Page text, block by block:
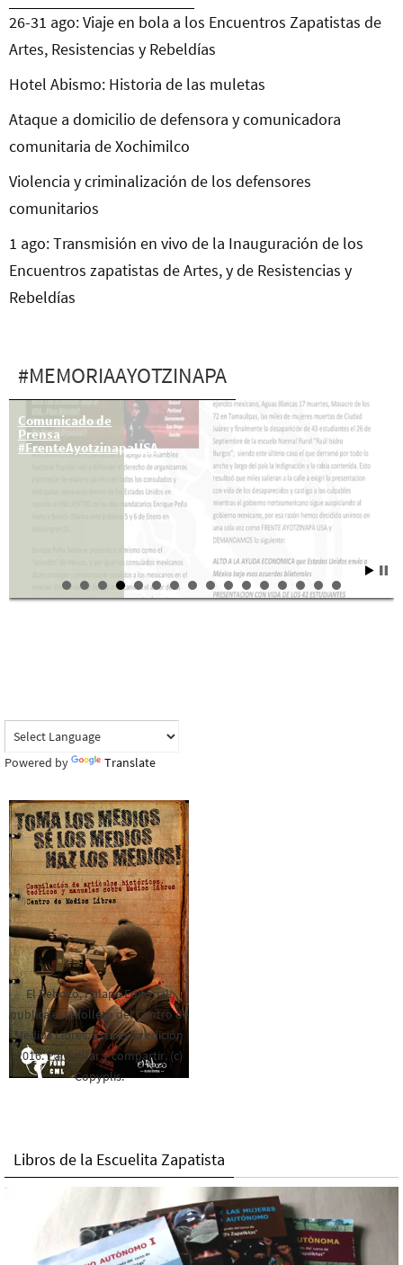
26-31 ago: Viaje en bola a los Encuentros Zapatistas de
Artes, Resistencias y Rebeldías
Hotel Abismo: Historia de las muletas
Ataque a domicilio de defensora y comunicadora
comunitaria de Xochimilco
Violencia y criminalización de los defensores
comunitarios
1 ago: Transmisión en vivo de la Inauguración de los
Encuentros zapatistas de Artes, y de Resistencias y
Rebeldías
#MEMORIAAYOTZINAPA
1 nov: Venta
solidaria de
flores de
Comunicado de
Prensa
#FrenteAyotzinapaUSA
Powered by Translate
El Rebozo, Palapa Editorial,
publica este folleto del Centro de
Medios Libres. Esta es la edición
2016. Para rolar y compartir. (c)
Copyplis.
Libros de la Escuelita Zapatista